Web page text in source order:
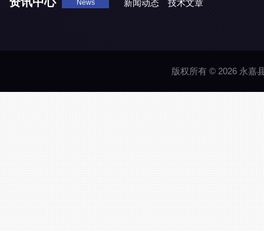
News 新闻动态 技术文章
版权所有 © 2026 永嘉